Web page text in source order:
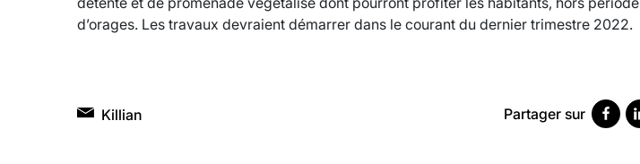
d’orages. Les travaux devraient démarrer dans le courant du dernier trimestre 2022.
Killian Partager sur